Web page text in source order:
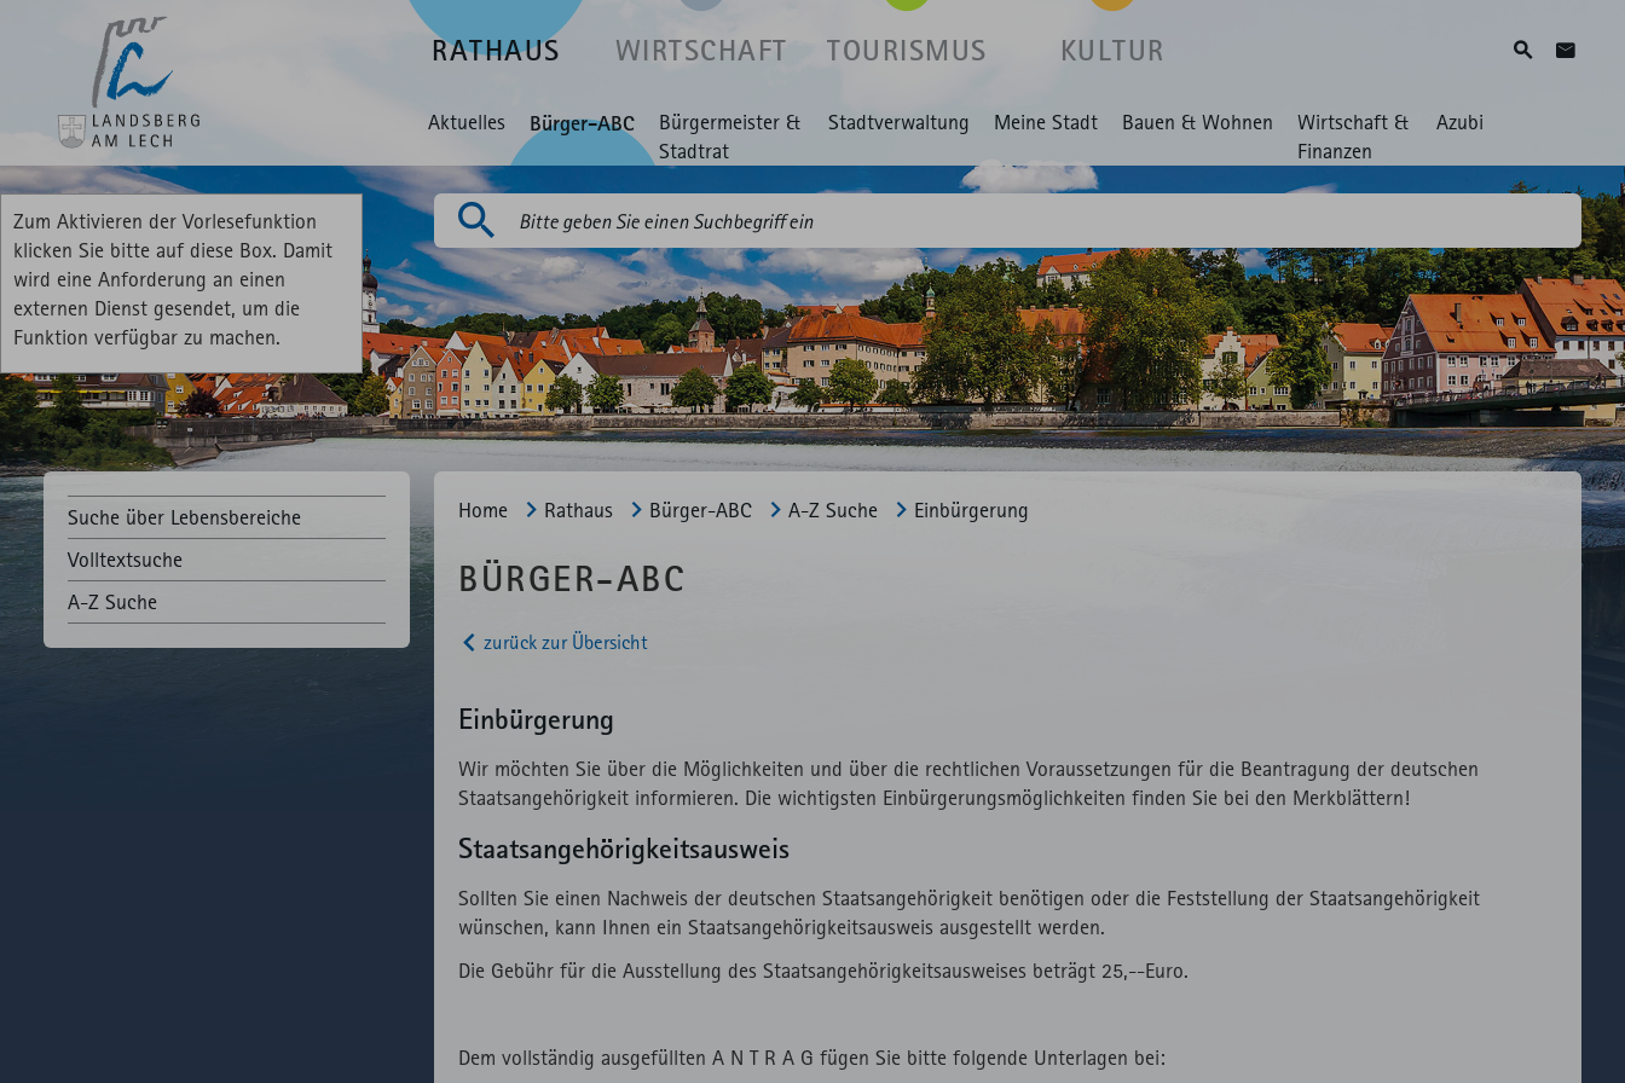
RATHAUS WIRTSCHAFT TOURISMUS KULTUR SucheZum
Aktuelles Bürger-ABC
Bürgermeister &
Stadtrat
Stadtverwaltung Meine Stadt Bauen & Wohnen
Wirtschaft &
Finanzen
Azubi
Zum Aktivieren der Vorlesefunktion
klicken Sie bitte auf diese Box. Damit
wird eine Anforderung an einen
externen Dienst gesendet, um die
Funktion verfügbar zu machen.
Suchen
Suche über Lebensbereiche
Volltextsuche
A-Z Suche
Home Rathaus Bürger-ABC A-Z Suche Einbürgerung
BÜRGER-ABC
zurück zur Übersicht
Einbürgerung
Wir möchten Sie über die Möglichkeiten und über die rechtlichen Voraussetzungen für die Beantragung der deutschen
Staatsangehörigkeit informieren. Die wichtigsten Einbürgerungsmöglichkeiten finden Sie bei den Merkblättern!
Staatsangehörigkeitsausweis
Sollten Sie einen Nachweis der deutschen Staatsangehörigkeit benötigen oder die Feststellung der Staatsangehörigkeit
wünschen, kann Ihnen ein Staatsangehörigkeitsausweis ausgestellt werden.
Die Gebühr für die Ausstellung des Staatsangehörigkeitsausweises beträgt 25,--Euro.
Dem vollständig ausgefüllten A N T R A G fügen Sie bitte folgende Unterlagen bei: